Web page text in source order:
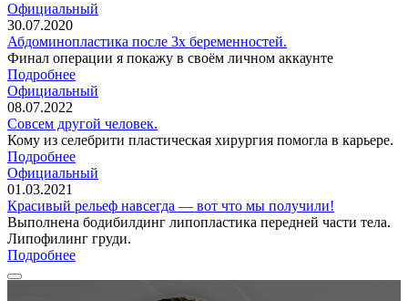
Официальный
30.07.2020
Абдоминопластика после 3х беременностей.
Финал операции я покажу в своём личном аккаунте
Подробнее
Официальный
08.07.2022
Совсем другой человек.
Кому из селебрити пластическая хирургия помогла в карьере.
Подробнее
Официальный
01.03.2021
Красивый рельеф навсегда — вот что мы получили!
Выполнена бодибилдинг липопластика передней части тела.
Липофилинг груди.
Подробнее